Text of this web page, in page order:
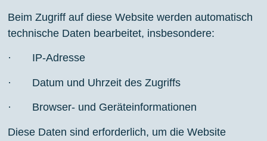
Beim Zugriff auf diese Website werden automatisch
technische Daten bearbeitet, insbesondere:
· IP-Adresse
· Datum und Uhrzeit des Zugriffs
· Browser- und Geräteinformationen
Diese Daten sind erforderlich, um die Website